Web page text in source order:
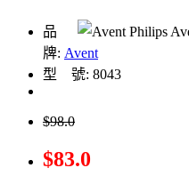
品
牌: Avent
型 號: 8043
$98.0
$83.0